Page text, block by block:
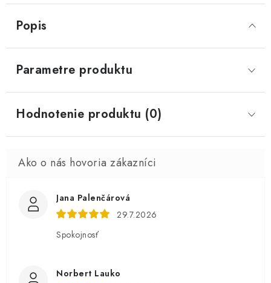
Popis
Parametre produktu
Hodnotenie produktu (0)
Jana Palenčárová
29.7.2026
Spokojnosť
Norbert Lauko